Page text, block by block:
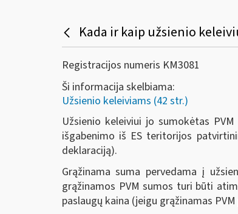
Kada ir kaip užsienio
Registracijos numeris KM3081
Ši informacija skelbiama:
Užsienio keleiviams (42 str.)
Užsienio keleiviui jo sumokėtas
išgabenimo iš ES teritorijos
deklaraciją).
Grąžinama suma pervedama į
grąžinamos PVM sumos turi būti
paslaugų kaina (jeigu grąžinamas